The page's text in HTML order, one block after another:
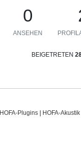
0
ANSEHEN
BEIGETRETEN
HOFA-Plugins| HOFA-Akustik|